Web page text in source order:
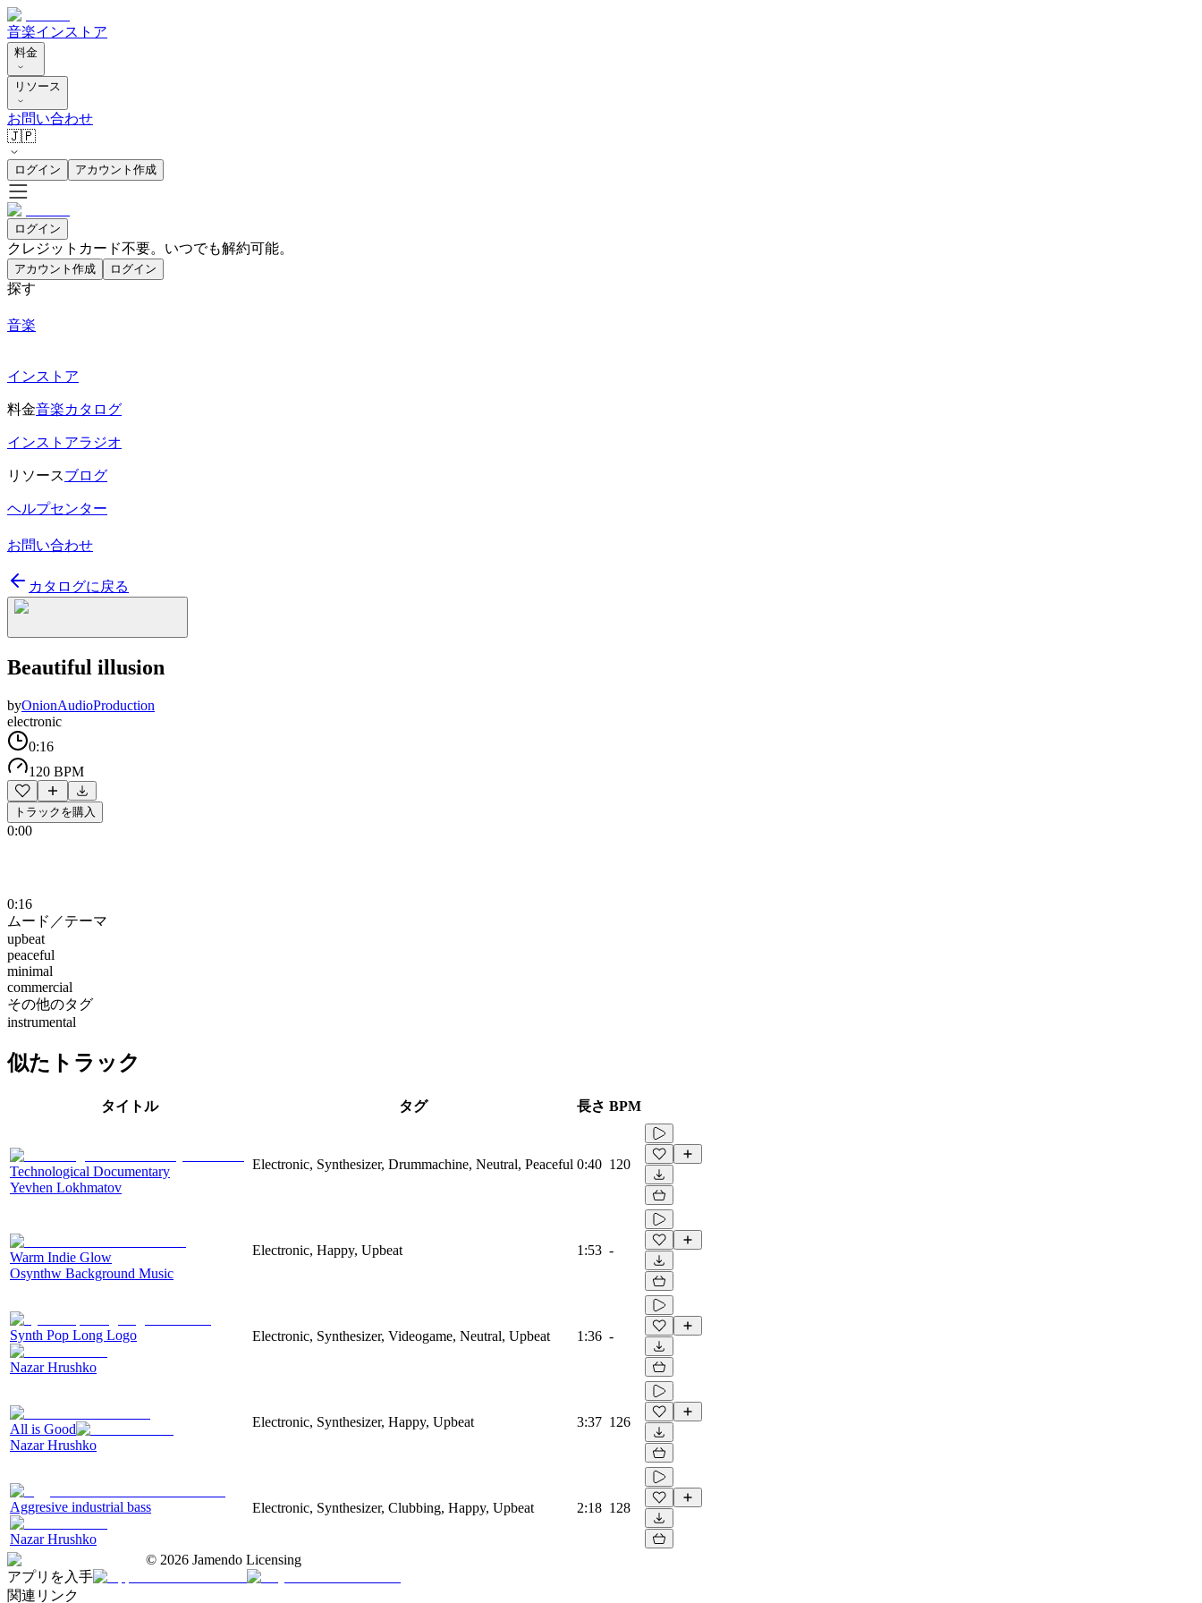
音楽インストア
料金
リソース
お問い合わせ
🇯🇵
ログイン アカウント作成
ログイン
クレジットカード不要。いつでも解約可能。
アカウント作成 ログイン
探す
音楽
インストア
料金音楽カタログ
インストアラジオ
リソースブログ
ヘルプセンター
お問い合わせ
カタログに戻る
Beautiful illusion
byOnionAudioProduction
electronic
0:16
120 BPM
トラックを購入
0:00
0:16
ムード／テーマ
upbeat
peaceful
minimal
commercial
その他のタグ
instrumental
似たトラック
タイトル タグ 長さ BPM
Technological Documentary
Yevhen Lokhmatov
Electronic, Synthesizer, Drummachine, Neutral, Peaceful 0:40 120
Warm Indie Glow
Osynthw Background Music
Electronic, Happy, Upbeat 1:53 -
Synth Pop Long Logo
Nazar Hrushko
Electronic, Synthesizer, Videogame, Neutral, Upbeat 1:36 -
All is Good
Nazar Hrushko
Electronic, Synthesizer, Happy, Upbeat 3:37 126
Aggresive industrial bass
Nazar Hrushko
Electronic, Synthesizer, Clubbing, Happy, Upbeat 2:18 128
© 2026 Jamendo Licensing
アプリを入手
関連リンク